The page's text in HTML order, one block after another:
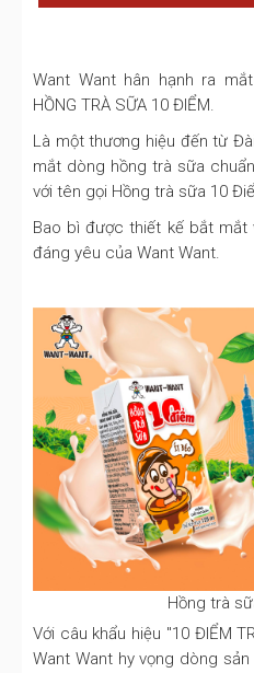
Want Want hân hạnh ra
HỒNG TRÀ SỮA 10 ĐIỂM.
Là một thương hiệu đến từ
mắt dòng hồng trà sữa
với tên gọi Hồng trà sữa 10
Bao bì được thiết kế bắt mắt
đáng yêu của Want Want.
Hồng trà
Với câu khẩu hiệu "10 ĐIỂM
Want Want hy vọng dòng